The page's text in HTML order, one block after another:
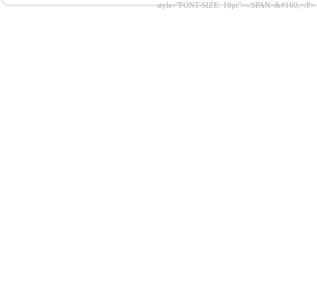
style="FONT-SIZE: 10pt"></SPAN>&#160;</P>